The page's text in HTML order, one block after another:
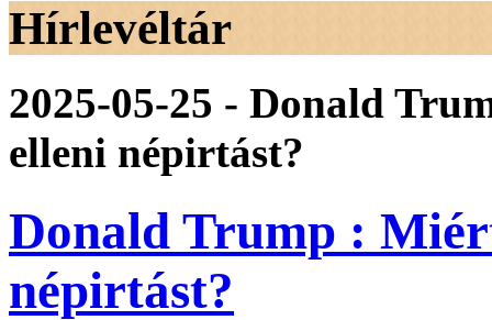
Hírlevéltár
2025-05-25 - Donald
elleni népirtást?
Donald Trump :
népirtást?